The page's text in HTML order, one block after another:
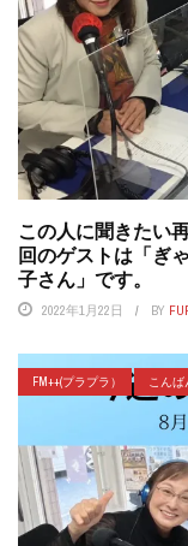
この人に聞きたい
回のゲストは「ぎ
子さん」です。
2022年1月22日 BY
FM++(プラプラ） こんば